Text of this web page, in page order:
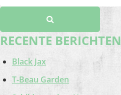
RECENTE BERICHTEN
Black Jax
T-Beau Garden